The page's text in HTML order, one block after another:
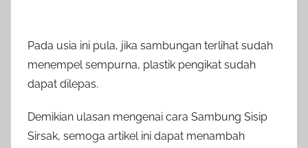
Pada usia ini pula, jika sambungan terlihat sudah
menempel sempurna, plastik pengikat sudah
dapat dilepas.
Demikian ulasan mengenai cara Sambung Sisip
Sirsak, semoga artikel ini dapat menambah